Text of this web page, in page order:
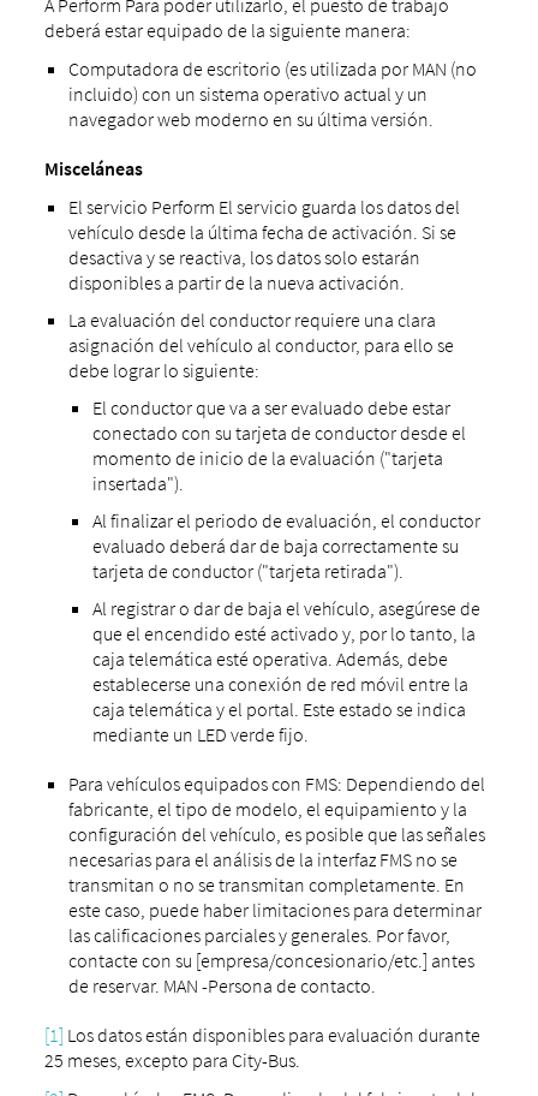
deberá estar equipado de la siguiente manera:
Computadora de escritorio (es utilizada por MAN (no
incluido) con un sistema operativo actual y un
navegador web moderno en su última versión.
Misceláneas
El servicio Perform El servicio guarda los datos del
vehículo desde la última fecha de activación. Si se
desactiva y se reactiva, los datos solo estarán
disponibles a partir de la nueva activación.
La evaluación del conductor requiere una clara
asignación del vehículo al conductor, para ello se
debe lograr lo siguiente:
El conductor que va a ser evaluado debe estar
conectado con su tarjeta de conductor desde el
momento de inicio de la evaluación ("tarjeta
insertada").
Al finalizar el periodo de evaluación, el conductor
evaluado deberá dar de baja correctamente su
tarjeta de conductor ("tarjeta retirada").
Al registrar o dar de baja el vehículo, asegúrese de
que el encendido esté activado y, por lo tanto, la
caja telemática esté operativa. Además, debe
establecerse una conexión de red móvil entre la
caja telemática y el portal. Este estado se indica
mediante un LED verde fijo.
Para vehículos equipados con FMS: Dependiendo del
fabricante, el tipo de modelo, el equipamiento y la
configuración del vehículo, es posible que las señales
necesarias para el análisis de la interfaz FMS no se
transmitan o no se transmitan completamente. En
este caso, puede haber limitaciones para determinar
las calificaciones parciales y generales. Por favor,
contacte con su [empresa/concesionario/etc.] antes
de reservar. MAN -Persona de contacto.
[1] Los datos están disponibles para evaluación durante
25 meses, excepto para City-Bus.